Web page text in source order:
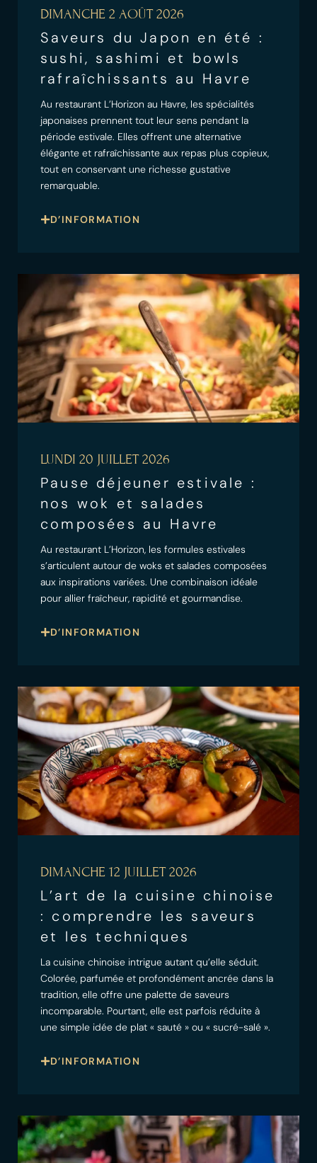
DIMANCHE 2 AOÛT 2026
Saveurs du Japon en été :
sushi, sashimi et bowls
rafraîchissants au Havre
Au restaurant L’Horizon au Havre, les spécialités
japonaises prennent tout leur sens pendant la
période estivale. Elles offrent une alternative
élégante et rafraîchissante aux repas plus copieux,
tout en conservant une richesse gustative
remarquable.
D’INFORMATION
LUNDI 20 JUILLET 2026
Pause déjeuner estivale :
nos wok et salades
composées au Havre
Au restaurant L’Horizon, les formules estivales
s’articulent autour de woks et salades composées
aux inspirations variées. Une combinaison idéale
pour allier fraîcheur, rapidité et gourmandise.
D’INFORMATION
DIMANCHE 12 JUILLET 2026
L’art de la cuisine chinoise
: comprendre les saveurs
et les techniques
La cuisine chinoise intrigue autant qu’elle séduit.
Colorée, parfumée et profondément ancrée dans la
tradition, elle offre une palette de saveurs
incomparable. Pourtant, elle est parfois réduite à
une simple idée de plat « sauté » ou « sucré-salé ».
D’INFORMATION